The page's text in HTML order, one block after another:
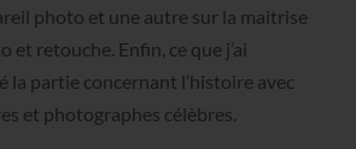
photo et une autre sur la maitrise
et retouche. Enfin, ce que j’ai
la partie concernant l’histoire avec
et photographes célèbres.